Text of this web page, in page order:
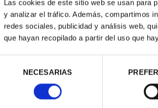
Las cookies de este sitio web se usan para
y analizar el tráfico. Además, compartimos
redes sociales, publicidad y análisis web,
que hayan recopilado a partir del uso que
NECESARIAS